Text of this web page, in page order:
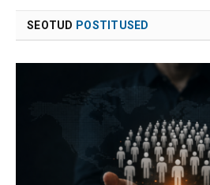
SEOTUD POSTITUSED